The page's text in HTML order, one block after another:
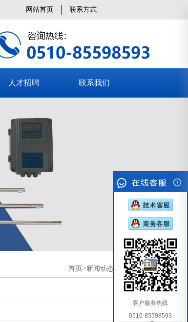
网站首页 联系方式
人才招聘 联系我们
>
首页 >新闻动态 公司新闻
2022-11-07
客户服务热线
0510-85598593